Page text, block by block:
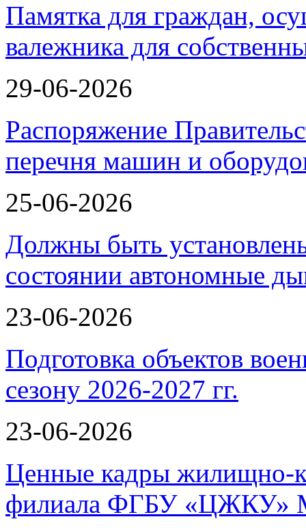
Памятка для граждан,
валежника для
29-06-2026
Распоряжение
перечня машин и
25-06-2026
Должны быть
состоянии автономные
23-06-2026
Подготовка объектов
сезону 2026-2027 гг.
23-06-2026
Ценные кадры жилищно-
филиала ФГБУ «ЦЖКУ»